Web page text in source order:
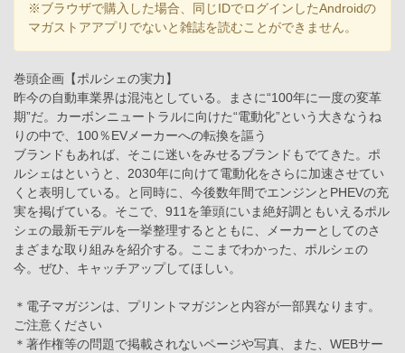
※ブラウザで購入した場合、同じIDでログインしたAndroidの
マガストアアプリでないと雑誌を読むことができません。
巻頭企画【ポルシェの実力】
昨今の自動車業界は混沌としている。まさに“100年に一度の変革
期”だ。カーボンニュートラルに向けた“電動化”という大きなうね
りの中で、100％EVメーカーへの転換を謳う
ブランドもあれば、そこに迷いをみせるブランドもでてきた。ポ
ルシェはというと、2030年に向けて電動化をさらに加速させてい
くと表明している。と同時に、今後数年間でエンジンとPHEVの充
実を掲げている。そこで、911を筆頭にいま絶好調ともいえるポル
シェの最新モデルを一挙整理するとともに、メーカーとしてのさ
まざまな取り組みを紹介する。ここまでわかった、ポルシェの
今。ぜひ、キャッチアップしてほしい。
＊電子マガジンは、プリントマガジンと内容が一部異なります。
ご注意ください
＊著作権等の問題で掲載されないページや写真、また、WEBサー